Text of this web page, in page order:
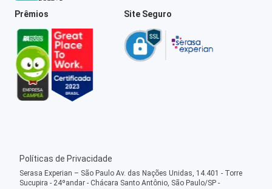
Prêmios Site Seguro
Políticas de Privacidade
Serasa Experian – São Paulo Av. das Nações Unidas, 14.401 - Torre
Sucupira - 24ºandar - Chácara Santo Antônio, São Paulo/SP -